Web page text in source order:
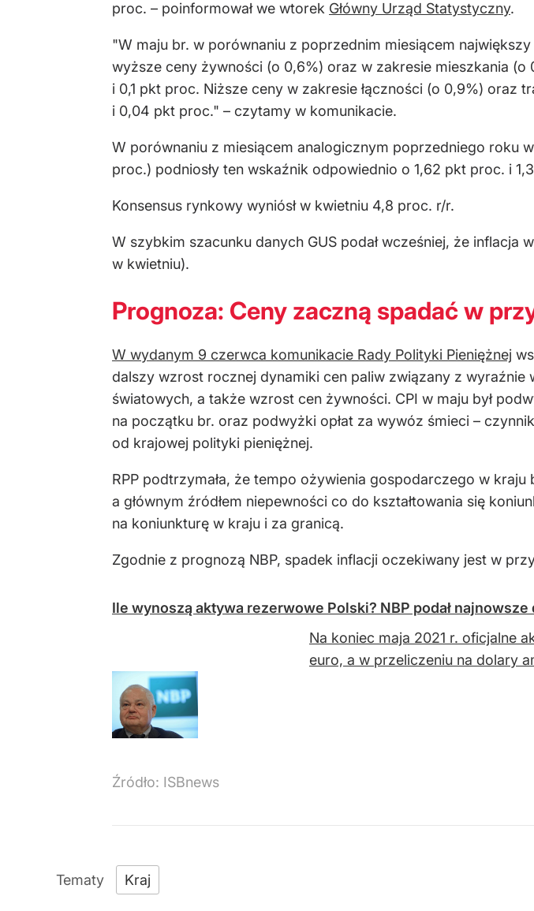
proc. – poinformował we wtorek Główny Urząd Statystyczny.
"W maju br. w porównaniu z poprzednim miesiącem
wyższe ceny żywności (o 0,6%) oraz w zakresie mieszkania
i 0,1 pkt proc. Niższe ceny w zakresie łączności (o 0,9%)
i 0,04 pkt proc." – czytamy w komunikacie.
W porównaniu z miesiącem analogicznym poprzedniego roku
proc.) podniosły ten wskaźnik odpowiednio o 1,62 pkt proc. i
Konsensus rynkowy wyniósł w kwietniu 4,8 proc. r/r.
W szybkim szacunku danych GUS podał wcześniej, że
w kwietniu).
Prognoza: Ceny zaczną spadać w
W wydanym 9 czerwca komunikacie Rady Polityki Pieniężnej
dalszy wzrost rocznej dynamiki cen paliw związany z
światowych, a także wzrost cen żywności. CPI w maju był
na początku br. oraz podwyżki opłat za wywóz śmieci –
od krajowej polityki pieniężnej.
RPP podtrzymała, że tempo ożywienia gospodarczego w
a głównym źródłem niepewności co do kształtowania się
na koniunkturę w kraju i za granicą.
Zgodnie z prognozą NBP, spadek inflacji oczekiwany jest w
Ile wynoszą aktywa rezerwowe Polski? NBP podał najnowsze
Na koniec maja 2021 r. oficjalne
euro, a w przeliczeniu na dolary
Źródło: ISBnews
Kraj